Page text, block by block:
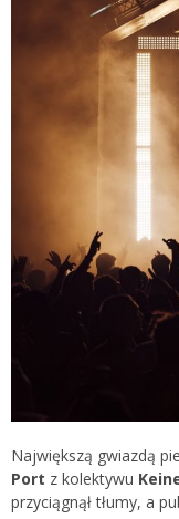
Największą gwiazdą
Port z kolektywu
przyciągnął tłumy, a